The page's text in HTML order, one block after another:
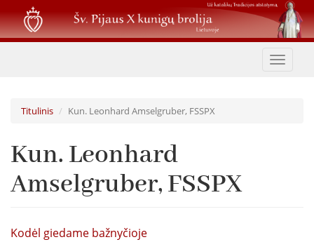
Pereiti
į
pagrindinį
Toggle
Titulinis Kun. Leonhard Amselgruber, FSSPX
Kun. Leonhard
Amselgruber, FSSPX
Kodėl giedame bažnyčioje